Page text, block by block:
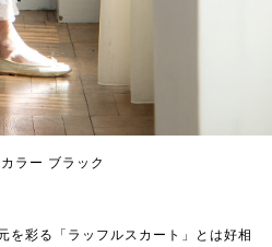
ラー ブラック
を彩る「ラッフルスカート」とは好相